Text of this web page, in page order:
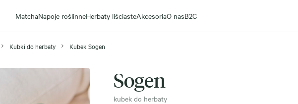
MatchaNapoje roślinneHerbaty liściasteAkcesoriaO nasB2C
Kubki do herbaty Kubek Sogen
Sogen
kubek do herbaty